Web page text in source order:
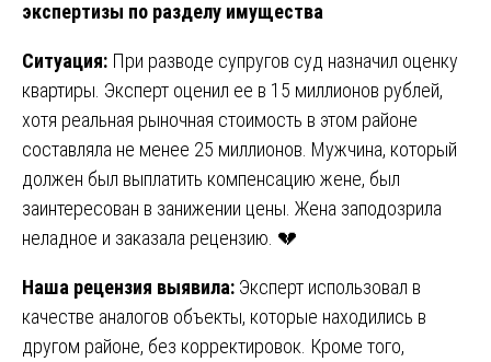
экспертизы по разделу имущества
Ситуация: При разводе супругов суд назначил оценку
квартиры. Эксперт оценил ее в 15 миллионов рублей,
хотя реальная рыночная стоимость в этом районе
составляла не менее 25 миллионов. Мужчина, который
должен был выплатить компенсацию жене, был
заинтересован в занижении цены. Жена заподозрила
неладное и заказала рецензию. 💔
Наша рецензия выявила: Эксперт использовал в
качестве аналогов объекты, которые находились в
другом районе, без корректировок. Кроме того,